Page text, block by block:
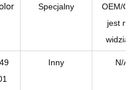
Specjalny
OEM/
jest mile
widziane
Inny N/A